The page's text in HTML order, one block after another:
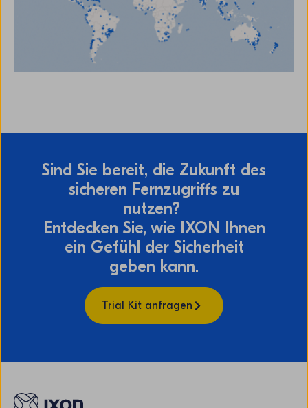
Sind Sie bereit, die Zukunft des
sicheren Fernzugriffs zu
nutzen?
Entdecken Sie, wie IXON Ihnen
ein Gefühl der Sicherheit
geben kann.
Trial Kit anfragen